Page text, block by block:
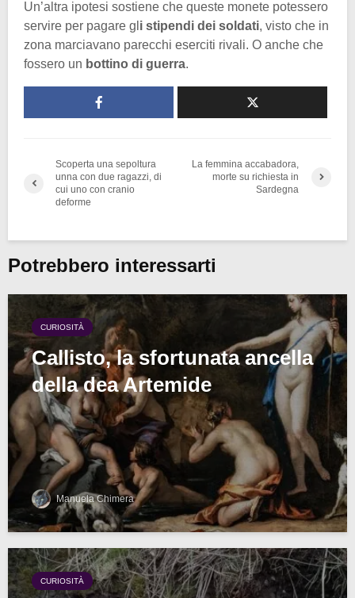
Un’altra ipotesi sostiene che queste monete potessero
servire per pagare gl i stipendi dei soldati, visto che in
zona marciavano parecchi eserciti rivali. O anche che
fossero un bottino di guerra.
Scoperta una sepoltura
unna con due ragazzi, di
cui uno con cranio
deforme
La femmina accabadora,
morte su richiesta in
Sardegna
Potrebbero interessarti
CURIOSITÀ
Callisto, la sfortunata ancella
della dea Artemide
Manuela Chimera
CURIOSITÀ